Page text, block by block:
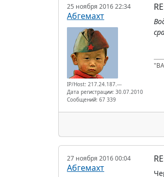
25 ноября 2016 22:34
Абгемахт
IP/Host: 217.24.187.---
Дата регистрации: 30.07.2010
Сообщений: 67 339
27 ноября 2016 00:04
Абгемахт